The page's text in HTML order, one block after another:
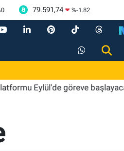
0 79.591,74 %-1.82
göreve başlayacak...